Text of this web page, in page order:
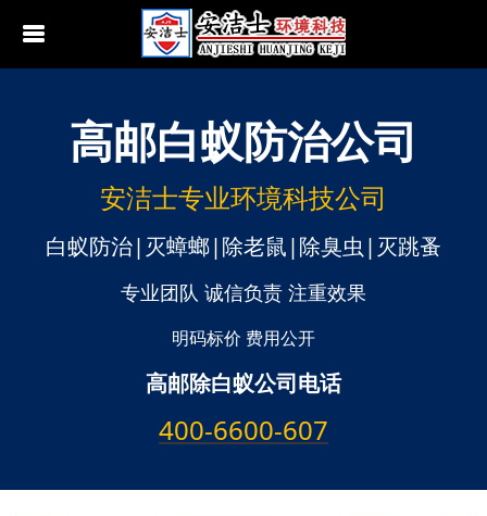
南京白蚁防治
江阴白蚁防治
高邮白蚁防治公司
安洁士专业环境科技公司
白蚁防治|灭蟑螂|除老鼠|除臭虫|灭跳蚤
专业团队 诚信负责 注重效果
明码标价 费用公开
高邮除白蚁公司电话
400-6600-607